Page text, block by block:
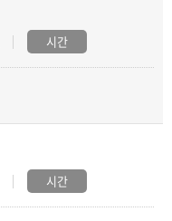
시간
시간